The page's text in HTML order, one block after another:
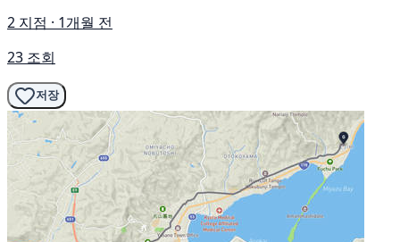
2 지점 · 1개월 전
23 조회
저장